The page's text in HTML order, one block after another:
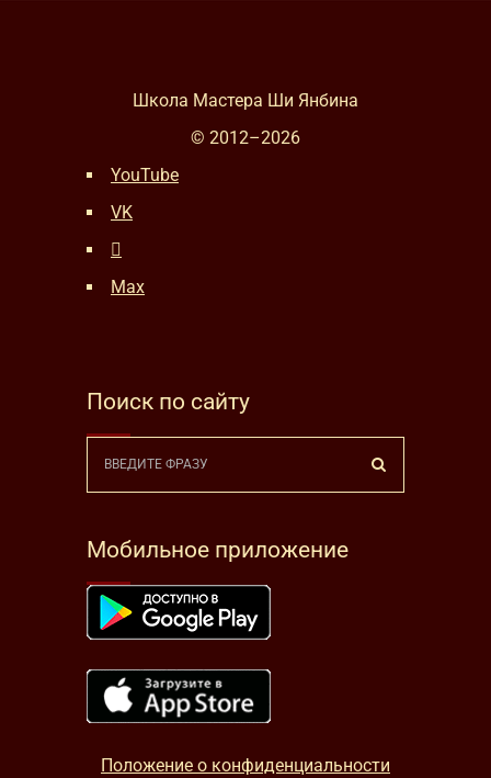
Школа Мастера Ши Янбина
© 2012–2026
YouTube
VK
Max
Поиск по сайту
Мобильное приложение
Положение о конфиденциальности